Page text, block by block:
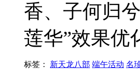
香、子何归
莲华”效果优
标签： 新天龙八部 端午活动 名